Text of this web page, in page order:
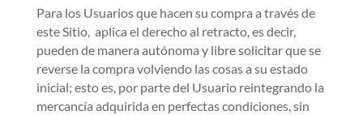
Para los Usuarios que hacen su compra a través de
este Sitio, aplica el derecho al retracto, es decir,
pueden de manera autónoma y libre solicitar que se
reverse la compra volviendo las cosas a su estado
inicial; esto es, por parte del Usuario reintegrando la
mercancía adquirida en perfectas condiciones, sin